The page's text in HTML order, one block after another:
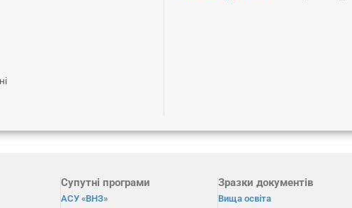
Супутні програми
АСУ «ВНЗ»
Зразки документів
Вища освіта